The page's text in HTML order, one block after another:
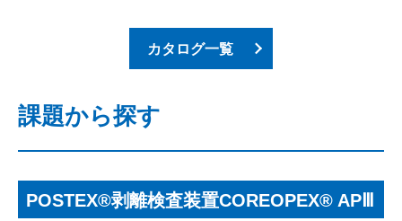
カタログ一覧
課題から探す
POSTEX®剥離検査装置COREOPEX® APⅢ